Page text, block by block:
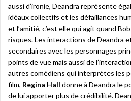
aussi d’ironie, Deandra représente
idéaux collectifs et les défaillances
et l’amitié, c’est elle qui agit quand
risques. Les interactions de Deandra
secondaires avec les personnages
points de vue mais aussi de
autres comédiens qui interprètes les
film, Regina Hall donne à Deandra le
de lui apporter plus de crédibilité.